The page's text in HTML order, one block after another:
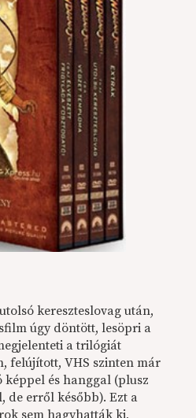
kereszteslovag után,
úgy döntött, lesöpri a
a trilógiát
felújított, VHS szinten már
és hanggal (plusz
de erről később). Ezt a